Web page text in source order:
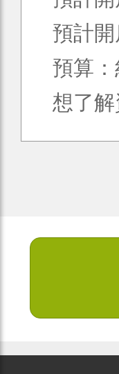
預計
預算
想了